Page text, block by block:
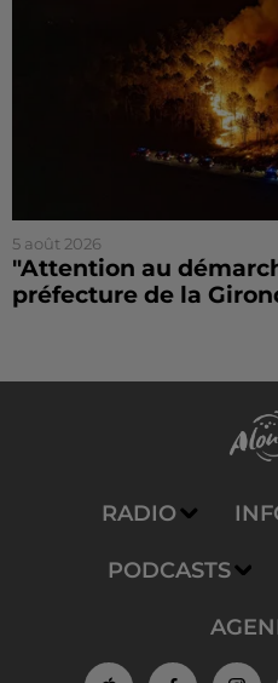
5 août 2026
"Attention au
préfecture de la
RADIO
PODCASTS